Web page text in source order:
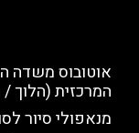
אוטובוס משדה
המרכזית (הלוך /
מנאפולי סיור